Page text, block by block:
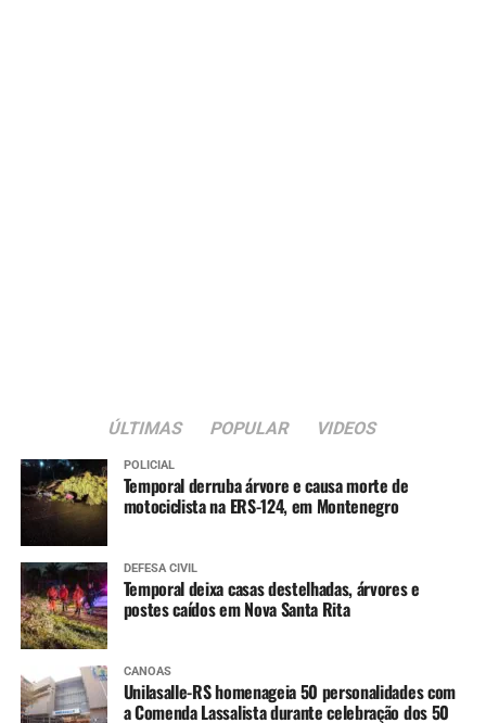
ÚLTIMAS POPULAR VIDEOS
POLICIAL
Temporal derruba árvore e causa morte de
motociclista na ERS-124, em Montenegro
DEFESA CIVIL
Temporal deixa casas destelhadas, árvores e
postes caídos em Nova Santa Rita
CANOAS
Unilasalle-RS homenageia 50 personalidades com
a Comenda Lassalista durante celebração dos 50